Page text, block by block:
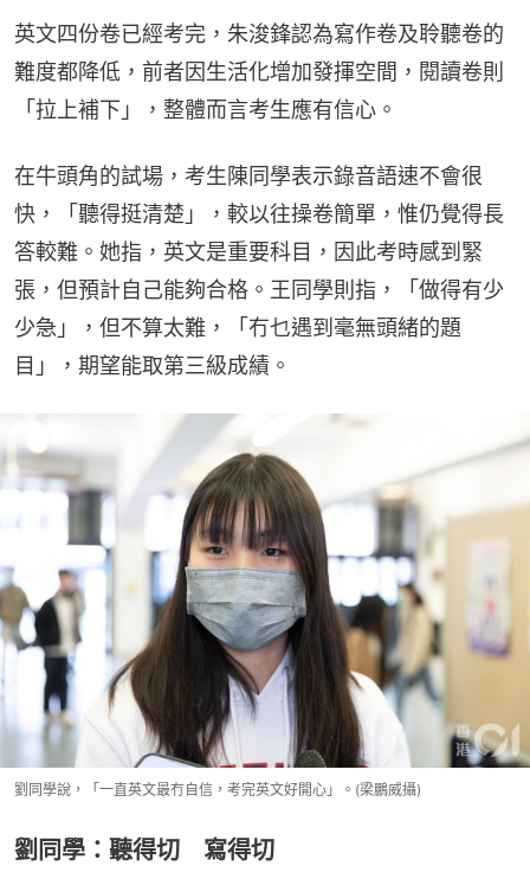
英文四份卷已經考完，朱浚鋒認為寫作卷及聆聽卷的
難度都降低，前者因生活化增加發揮空間，閱讀卷則
「拉上補下」，整體而言考生應有信心。
在牛頭角的試場，考生陳同學表示錄音語速不會很
快，「聽得挺清楚」，較以往操卷簡單，惟仍覺得長
答較難。她指，英文是重要科目，因此考時感到緊
張，但預計自己能夠合格。王同學則指，「做得有少
少急」，但不算太難，「冇乜遇到毫無頭緒的題
目」，期望能取第三級成績。
劉同學說，「一直英文最冇自信，考完英文好開心」。(梁鵬威攝)
劉同學：聽得切 寫得切